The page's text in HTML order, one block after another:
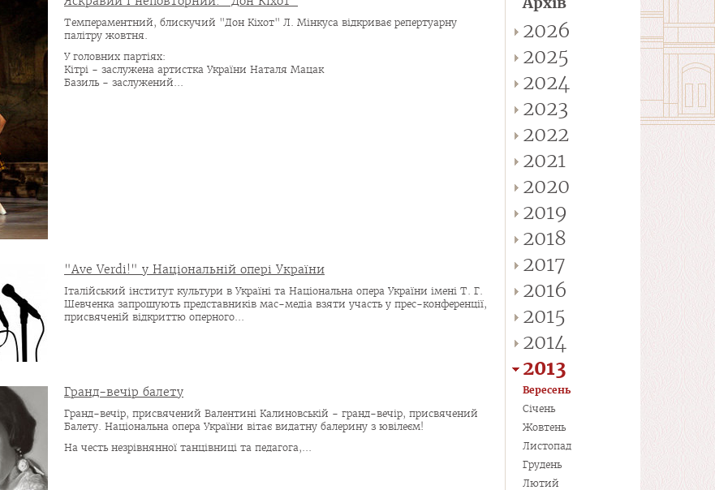
2026
2025
2024
2023
2022
2021
2020
2019
2018
2017
2016
2015
2014
2013
Вересень
Січень
Жовтень
Листопад
Грудень
Лютий
Темпераментний, блискучий "Дон Кіхот" Л. Мінкуса відкриває репертуарну
палітру жовтня.
У головних партіях:
Кітрі - заслужена артистка України Наталя Мацак
Базиль - заслужений...
"Ave Verdi!" у Національній опері України
Італійський інститут культури в Україні та Національна опера України імені Т. Г.
Шевченка запрошують представників мас-медіа взяти участь у прес-конференції,
присвяченій відкриттю оперного...
Гранд-вечір балету
Гранд-вечір, присвячений Валентині Калиновській - гранд-вечір, присвячений
Балету. Національна опера України вітає видатну балерину з ювілеєм!
На честь незрівнянної танцівниці та педагога,...